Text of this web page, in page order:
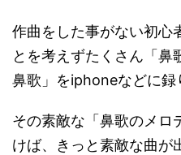
作曲をした事がない初心
とを考えずたくさん「鼻
鼻歌」をiphoneなどに録
その素敵な「鼻歌のメロ
けば、きっと素敵な曲が